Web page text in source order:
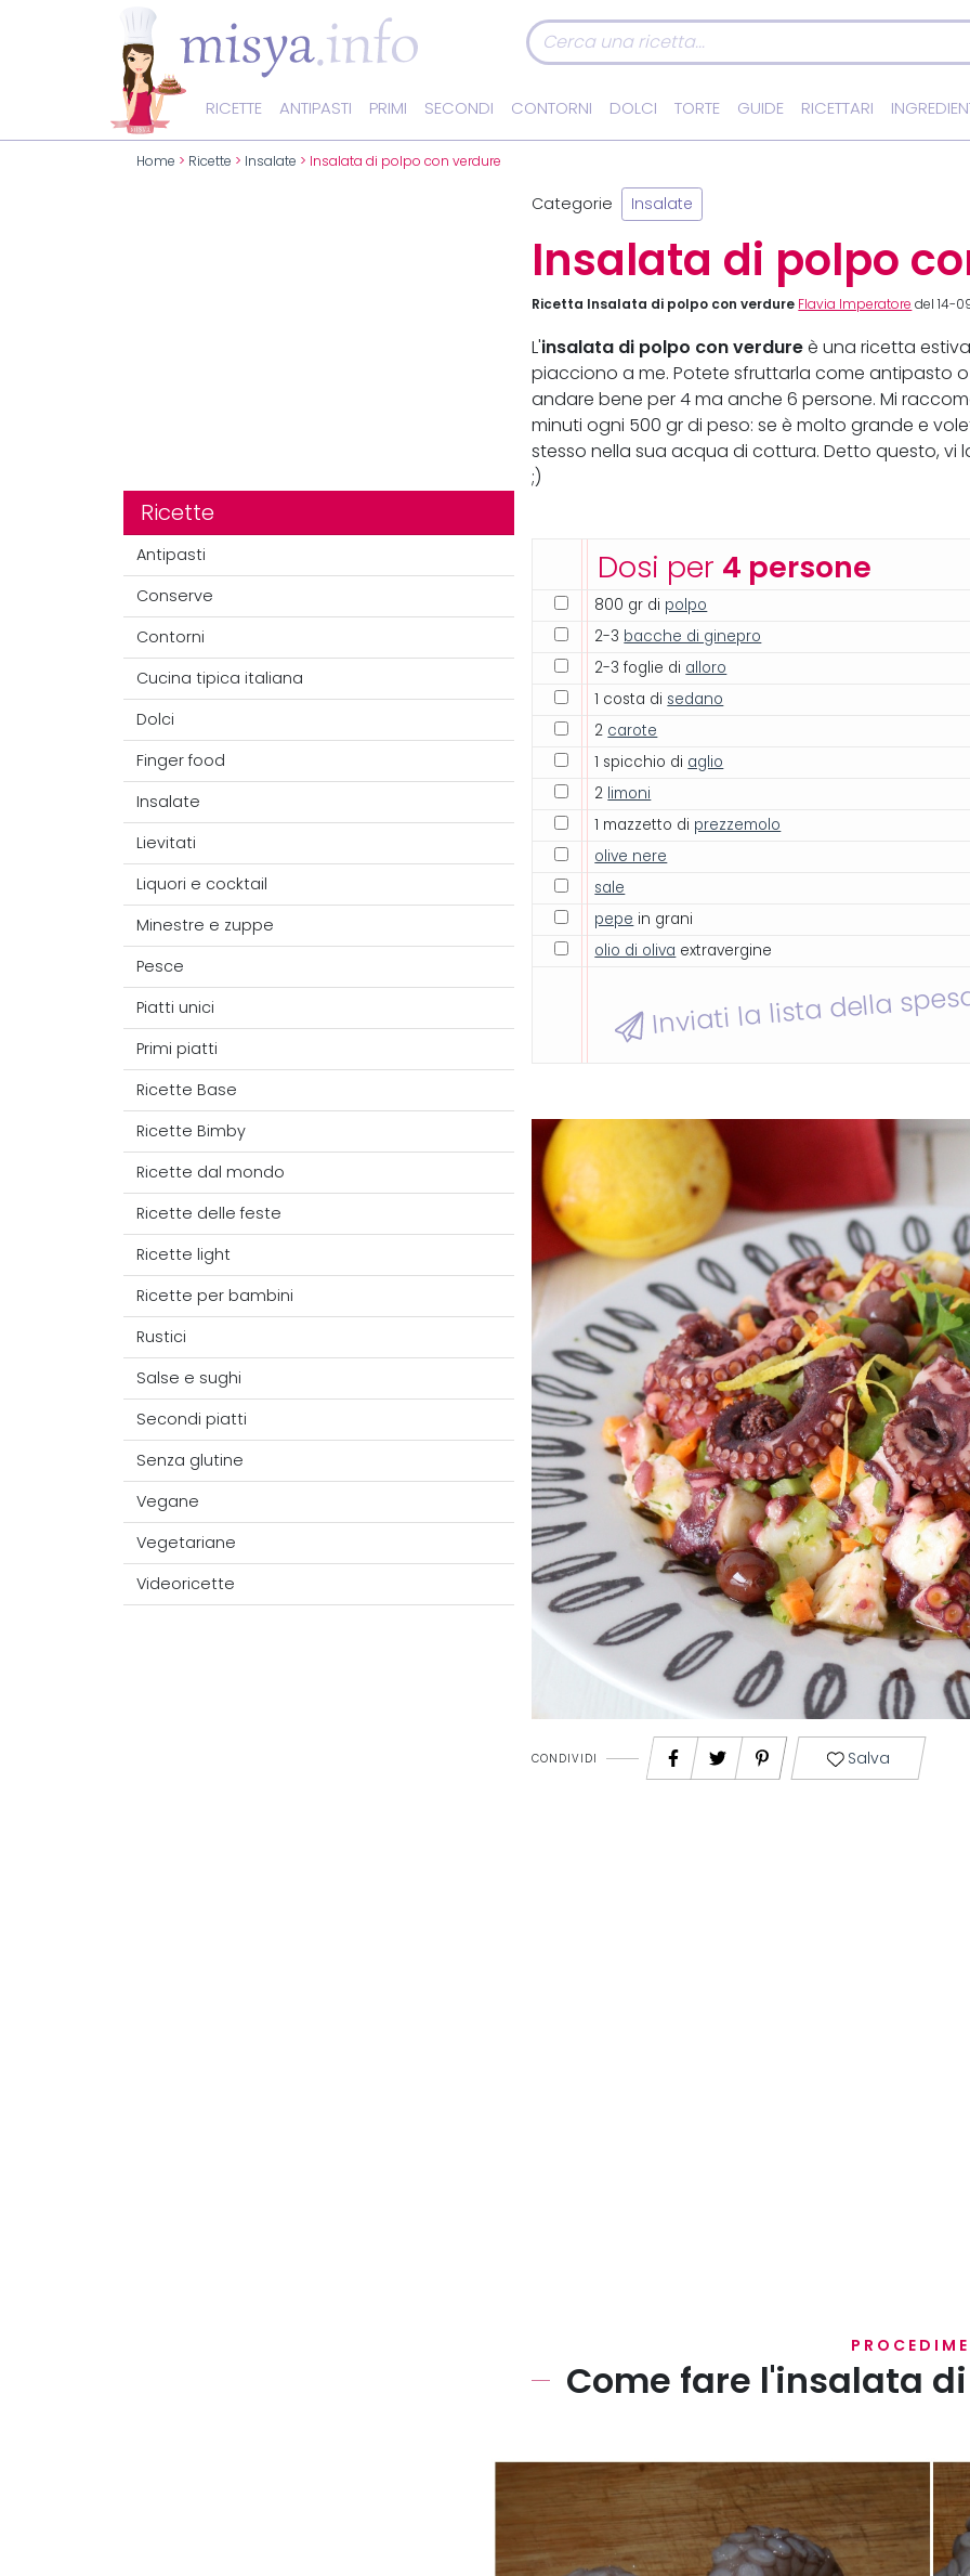
RICETTE ANTIPASTI PRIMI SECONDI CONTORNI DOLCI TORTE GUIDE RICETTARI
Home > Ricette > Insalate > Insalata di polpo con verdure
Ricette
Antipasti
Conserve
Contorni
Cucina tipica italiana
Dolci
Finger food
Insalate
Lievitati
Liquori e cocktail
Minestre e zuppe
Pesce
Piatti unici
Primi piatti
Ricette Base
Ricette Bimby
Ricette dal mondo
Ricette delle feste
Ricette light
Ricette per bambini
Rustici
Salse e sughi
Secondi piatti
Senza glutine
Vegane
Vegetariane
Videoricette
Categorie Insalate
Insalata di polpo
Ricetta Insalata di polpo con verdure Flavia Imperatore del 14-
L'insalata di polpo con verdure è una ricetta
piacciono a me. Potete sfruttarla come antipasto
andare bene per 4 ma anche 6 persone. Mi
minuti ogni 500 gr di peso: se è molto grande e
stesso nella sua acqua di cottura. Detto questo, vi
;)
Dosi per 4 persone
800 gr di polpo
2-3 bacche di ginepro
2-3 foglie di alloro
1 costa di sedano
2 carote
1 spicchio di aglio
2 limoni
1 mazzetto di prezzemolo
olive nere
sale
pepe in grani
olio di oliva extravergine
Inviati la lista della
CONDIVIDI Salva
Come fare l'insalata
Innanzitutto pulite il polpo ( per farlo al